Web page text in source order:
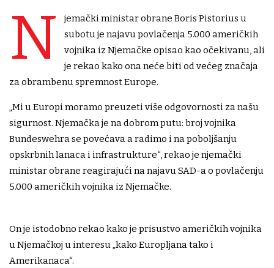
N
jemački ministar obrane Boris Pistorius u
subotu je najavu povlačenja 5.000 američkih
vojnika iz Njemačke opisao kao očekivanu, ali
je rekao kako ona neće biti od većeg značaja
za obrambenu spremnost Europe.
„Mi u Europi moramo preuzeti više odgovornosti za našu
sigurnost. Njemačka je na dobrom putu: broj vojnika
Bundeswehra se povećava a radimo i na poboljšanju
opskrbnih lanaca i infrastrukture“, rekao je njemački
ministar obrane reagirajući na najavu SAD-a o povlačenju
5.000 američkih vojnika iz Njemačke.
On je istodobno rekao kako je prisustvo američkih vojnika
u Njemačkoj u interesu „kako Europljana tako i
Amerikanaca“.